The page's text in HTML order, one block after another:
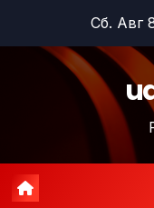
содержимому
Сб. Авг